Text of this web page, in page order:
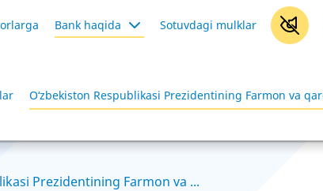
Bank haqida Sotuvdagi mulklar
O‘zbekiston Respublikasi Prezidentining Farmon va
Prezidentining Farmon va ...